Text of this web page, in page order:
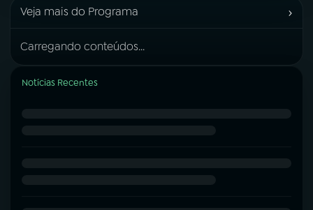
Veja mais do Programa ›
Carregando conteúdos...
Notícias Recentes